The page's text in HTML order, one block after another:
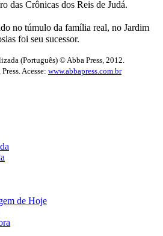
das Crônicas dos Reis de Judá.
no túmulo da família real, no Jardim
foi seu sucessor.
(Português) © Abba Press, 2012.
Acesse: www.abbapress.com.br
de Hoje